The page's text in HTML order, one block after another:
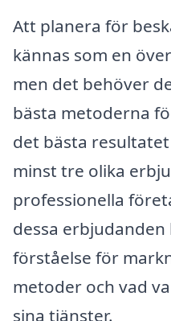
Att planera för
kännas som en
men det behöver
bästa metoderna
det bästa
minst tre olika
professionella
dessa
förståelse för
metoder och vad
sina tjänster.